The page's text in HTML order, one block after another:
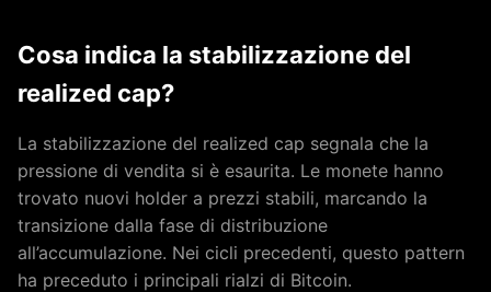
Cosa indica la stabilizzazione del
realized cap?
La stabilizzazione del realized cap segnala che la
pressione di vendita si è esaurita. Le monete hanno
trovato nuovi holder a prezzi stabili, marcando la
transizione dalla fase di distribuzione
all’accumulazione. Nei cicli precedenti, questo pattern
ha preceduto i principali rialzi di Bitcoin.